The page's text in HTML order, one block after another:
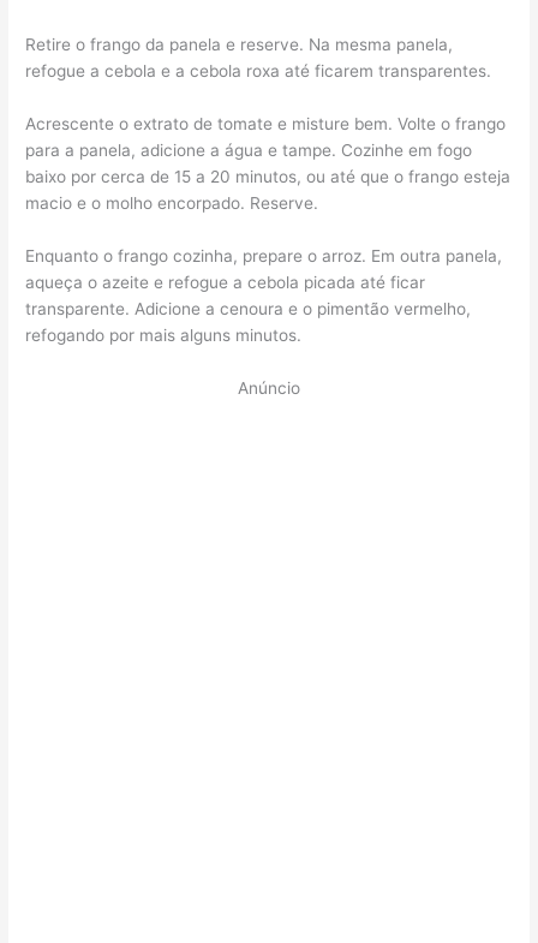
Retire o frango da panela e reserve. Na mesma panela,
refogue a cebola e a cebola roxa até ficarem transparentes.
Acrescente o extrato de tomate e misture bem. Volte o frango
para a panela, adicione a água e tampe. Cozinhe em fogo
baixo por cerca de 15 a 20 minutos, ou até que o frango esteja
macio e o molho encorpado. Reserve.
Enquanto o frango cozinha, prepare o arroz. Em outra panela,
aqueça o azeite e refogue a cebola picada até ficar
transparente. Adicione a cenoura e o pimentão vermelho,
refogando por mais alguns minutos.
Anúncio